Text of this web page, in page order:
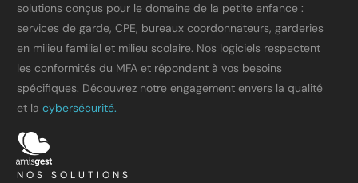
solutions conçus pour le domaine de la petite enfance :
services de garde, CPE, bureaux coordonnateurs, garderies
en milieu familial et milieu scolaire. Nos logiciels respectent
les conformités du MFA et répondent à vos besoins
spécifiques. Découvrez notre engagement envers la qualité
et la cybersécurité.
NOS SOLUTIONS